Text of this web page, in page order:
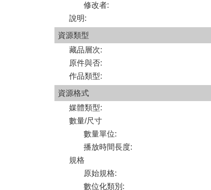
修改者:
說明:
資源類型
藏品層次:
原件與否:
作品類型:
資源格式
媒體類型:
數量/尺寸
數量單位:
播放時間長度:
規格
原始規格:
數位化類別 :